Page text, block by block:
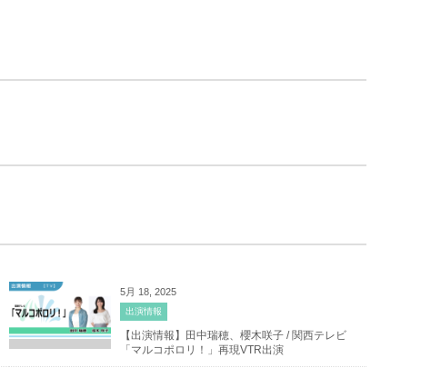
5月 18, 2025
出演情報
【出演情報】田中瑞穂、櫻木咲子 / 関西テレビ
「マルコポロリ！」再現VTR出演